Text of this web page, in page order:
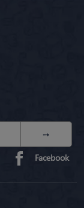
Facebook